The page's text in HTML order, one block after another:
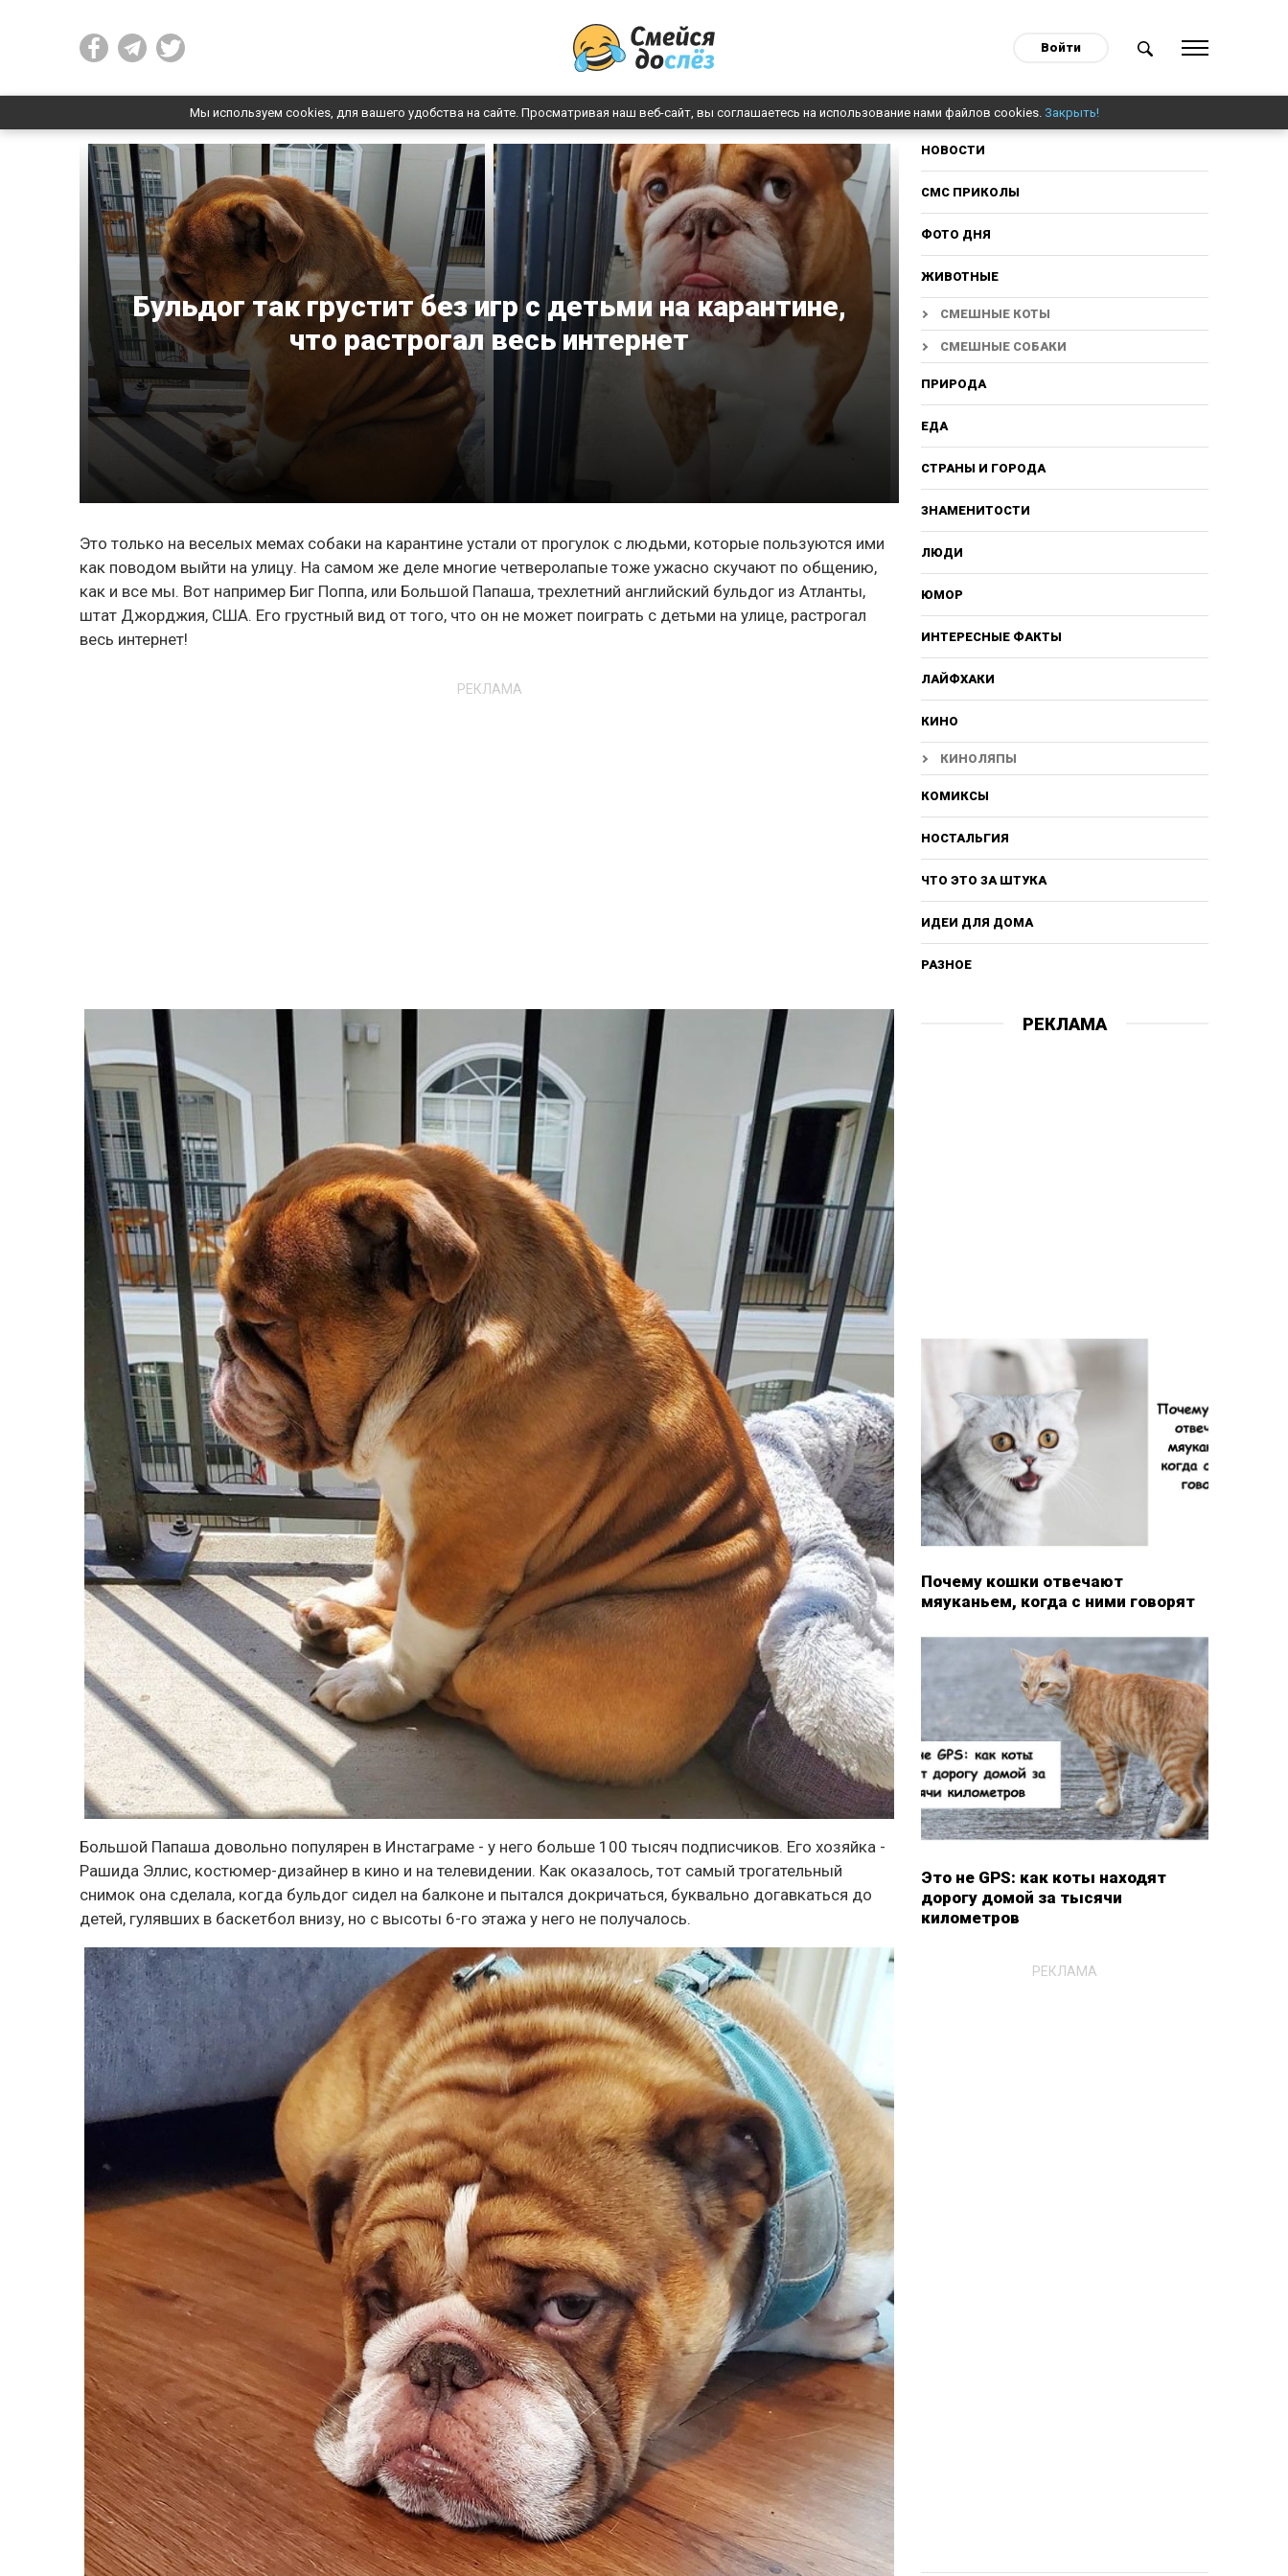
Войти
Мы используем cookies, для вашего удобства на сайте. Просматривая наш веб-сайт, вы соглашаетесь на использование нами файлов cookies. Закрыть!
Бульдог так грустит без игр с детьми на карантине,
что растрогал весь интернет
Это только на веселых мемах собаки на карантине устали от прогулок с людьми, которые пользуются ими
как поводом выйти на улицу. На самом же деле многие четверолапые тоже ужасно скучают по общению,
как и все мы. Вот например Биг Поппа, или Большой Папаша, трехлетний английский бульдог из Атланты,
штат Джорджия, США. Его грустный вид от того, что он не может поиграть с детьми на улице, растрогал
весь интернет!
РЕКЛАМА
Большой Папаша довольно популярен в Инстаграме - у него больше 100 тысяч подписчиков. Его хозяйка -
Рашида Эллис, костюмер-дизайнер в кино и на телевидении. Как оказалось, тот самый трогательный
снимок она сделала, когда бульдог сидел на балконе и пытался докричаться, буквально догавкаться до
детей, гулявших в баскетбол внизу, но с высоты 6-го этажа у него не получалось.
НОВОСТИ
СМС ПРИКОЛЫ
ФОТО ДНЯ
ЖИВОТНЫЕ
СМЕШНЫЕ КОТЫ
СМЕШНЫЕ СОБАКИ
ПРИРОДА
ЕДА
СТРАНЫ И ГОРОДА
ЗНАМЕНИТОСТИ
ЛЮДИ
ЮМОР
ИНТЕРЕСНЫЕ ФАКТЫ
ЛАЙФХАКИ
КИНО
КИНОЛЯПЫ
КОМИКСЫ
НОСТАЛЬГИЯ
ЧТО ЭТО ЗА ШТУКА
ИДЕИ ДЛЯ ДОМА
РАЗНОЕ
РЕКЛАМА
Почему кошки отвечают
мяуканьем, когда с ними говорят
Это не GPS: как коты находят
дорогу домой за тысячи
километров
РЕКЛАМА